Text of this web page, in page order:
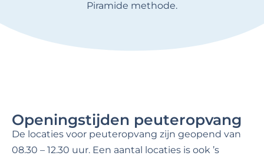
Piramide methode.
Openingstijden peuteropvang​
De locaties voor peuteropvang zijn geopend van
08.30 – 12.30 uur. Een aantal locaties is ook ’s